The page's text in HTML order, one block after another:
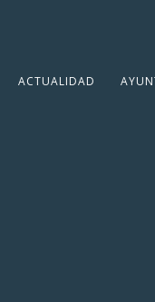
ACTUALIDAD